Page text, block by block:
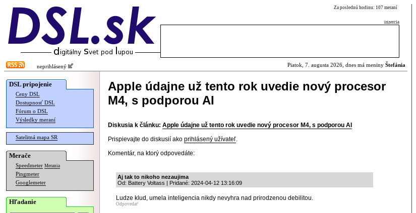
Za poslednú hodinu: 107 meraní
inzercia
neprihlásený Piatok, 7. augusta 2026, dnes má meniny Štefánia
DSL pripojenie
Ceny DSL
Dostupnosť DSL
Fórum o DSL
Výsledky meraní
Satelitná mapa SR
Merače
Speedmeter Merania
Pingmeter
Googlemeter
Hľadanie
Apple údajne už tento rok uvedie nový procesor
M4, s podporou AI
Diskusia k článku: Apple údajne už tento rok uvedie nový procesor M4, s podporou AI
Prispievajte do diskusií ako prihlásený užívateľ.
Komentár, na ktorý odpovedáte:
Aj tak to nikoho nezaujima
Od: Battery Voltass | Pridané: 2024-04-12 13:16:09
Ludze klud, umela inteligencia nikdy nevyhra nad prirodzenou debilitou.
Odpovedať